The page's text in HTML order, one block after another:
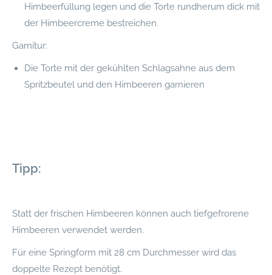
Himbeerfüllung legen und die Torte rundherum dick mit
der Himbeercreme bestreichen.
Garnitur:
Die Torte mit der gekühlten Schlagsahne aus dem
Spritzbeutel und den Himbeeren garnieren
Tipp:
Statt der frischen Himbeeren können auch tiefgefrorene
Himbeeren verwendet werden.
Für eine Springform mit 28 cm Durchmesser wird das
doppelte Rezept benötigt.